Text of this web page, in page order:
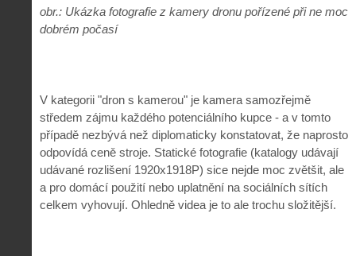
obr.: Ukázka fotografie z kamery dronu pořízené při ne moc
dobrém počasí
V kategorii "dron s kamerou" je kamera samozřejmě
středem zájmu každého potenciálního kupce - a v tomto
případě nezbývá než diplomaticky konstatovat, že naprosto
odpovídá ceně stroje. Statické fotografie (katalogy udávají
udávané rozlišení 1920x1918P) sice nejde moc zvětšit, ale
a pro domácí použití nebo uplatnění na sociálních sítích
celkem vyhovují. Ohledně videa je to ale trochu složitější.